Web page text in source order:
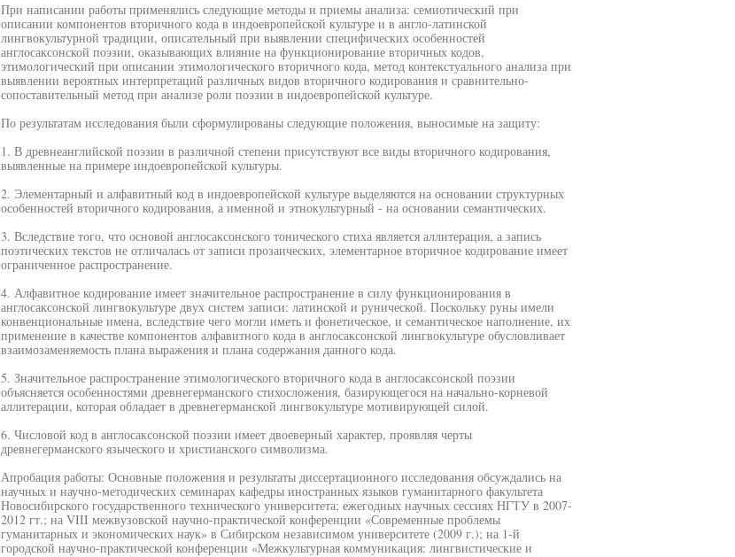
При написании работы применялись следующие методы и приемы анализа: семиотический при
описании компонентов вторичного кода в индоевропейской культуре и в англо-латинской
лингвокультурной традиции, описательный при выявлении специфических особенностей
англосаксонской поэзии, оказывающих влияние на функционирование вторичных кодов,
этимологический при описании этимологического вторичного кода, метод контекстуального анализа при
выявлении вероятных интерпретаций различных видов вторичного кодирования и сравнительно-
сопоставительный метод при анализе роли поэзии в индоевропейской культуре.
По результатам исследования были сформулированы следующие положения, выносимые на защиту:
1. В древнеанглийской поэзии в различной степени присутствуют все виды вторичного кодирования,
выявленные на примере индоевропейской культуры.
2. Элементарный и алфавитный код в индоевропейской культуре выделяются на основании структурных
особенностей вторичного кодирования, а именной и этнокультурный - на основании семантических.
3. Вследствие того, что основой англосаксонского тонического стиха является аллитерация, а запись
поэтических текстов не отличалась от записи прозаических, элементарное вторичное кодирование имеет
ограниченное распространение.
4. Алфавитное кодирование имеет значительное распространение в силу функционирования в
англосаксонской лингвокультуре двух систем записи: латинской и рунической. Поскольку руны имели
конвенциональные имена, вследствие чего могли иметь и фонетическое, и семантическое наполнение, их
применение в качестве компонентов алфавитного кода в англосаксонской лингвокультуре обусловливает
взаимозаменяемость плана выражения и плана содержания данного кода.
5. Значительное распространение этимологического вторичного кода в англосаксонской поэзии
объясняется особенностями древнегерманского стихосложения, базирующегося на начально-корневой
аллитерации, которая обладает в древнегерманской лингвокультуре мотивирующей силой.
6. Числовой код в англосаксонской поэзии имеет двоеверный характер, проявляя черты
древнегерманского языческого и христианского символизма.
Апробация работы: Основные положения и результаты диссертационного исследования обсуждались на
научных и научно-методических семинарах кафедры иностранных языков гуманитарного факультета
Новосибирского государственного технического университета; ежегодных научных сессиях НГТУ в 2007-
2012 гт.; на VIII межвузовской научно-практической конференции «Современные проблемы
гуманитарных и экономических наук» в Сибирском независимом университете (2009 г.); на 1-й
городской научно-практической конференции «Межкультурная коммуникация: лингвистические и